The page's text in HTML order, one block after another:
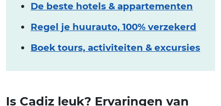
De beste hotels & appartementen
Regel je huurauto, 100% verzekerd
Boek tours, activiteiten & excursies
Is Cadiz leuk? Ervaringen van